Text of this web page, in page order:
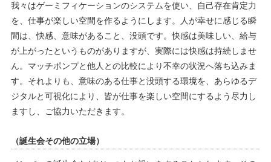
我々はゲーミフィケーションのシステムを使い、自己存在肯定力
を、仕事が楽しい空間を作るようにします。人が幸せに感じる瞬
間は、快感、意味があること、没頭です。快感は美味しい、給与
が上がったというものがありますが、実際には快感は持続しませ
ん。マッチポンプと他人との比較により不幸の状況へ落ち込みま
す。それよりも、意味のある仕事と没頭する環境を、あらゆるデ
ジタルと可視化により、皆が仕事を楽しい空間にするよう尽力し
ますし、ご協力いただきます。
（誕生会その他の立場）